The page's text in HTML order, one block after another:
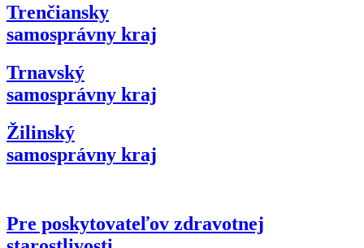
Trenčiansky
samosprávny kraj
Trnavský
samosprávny kraj
Žilinský
samosprávny kraj
Pre poskytovateľov zdravotnej